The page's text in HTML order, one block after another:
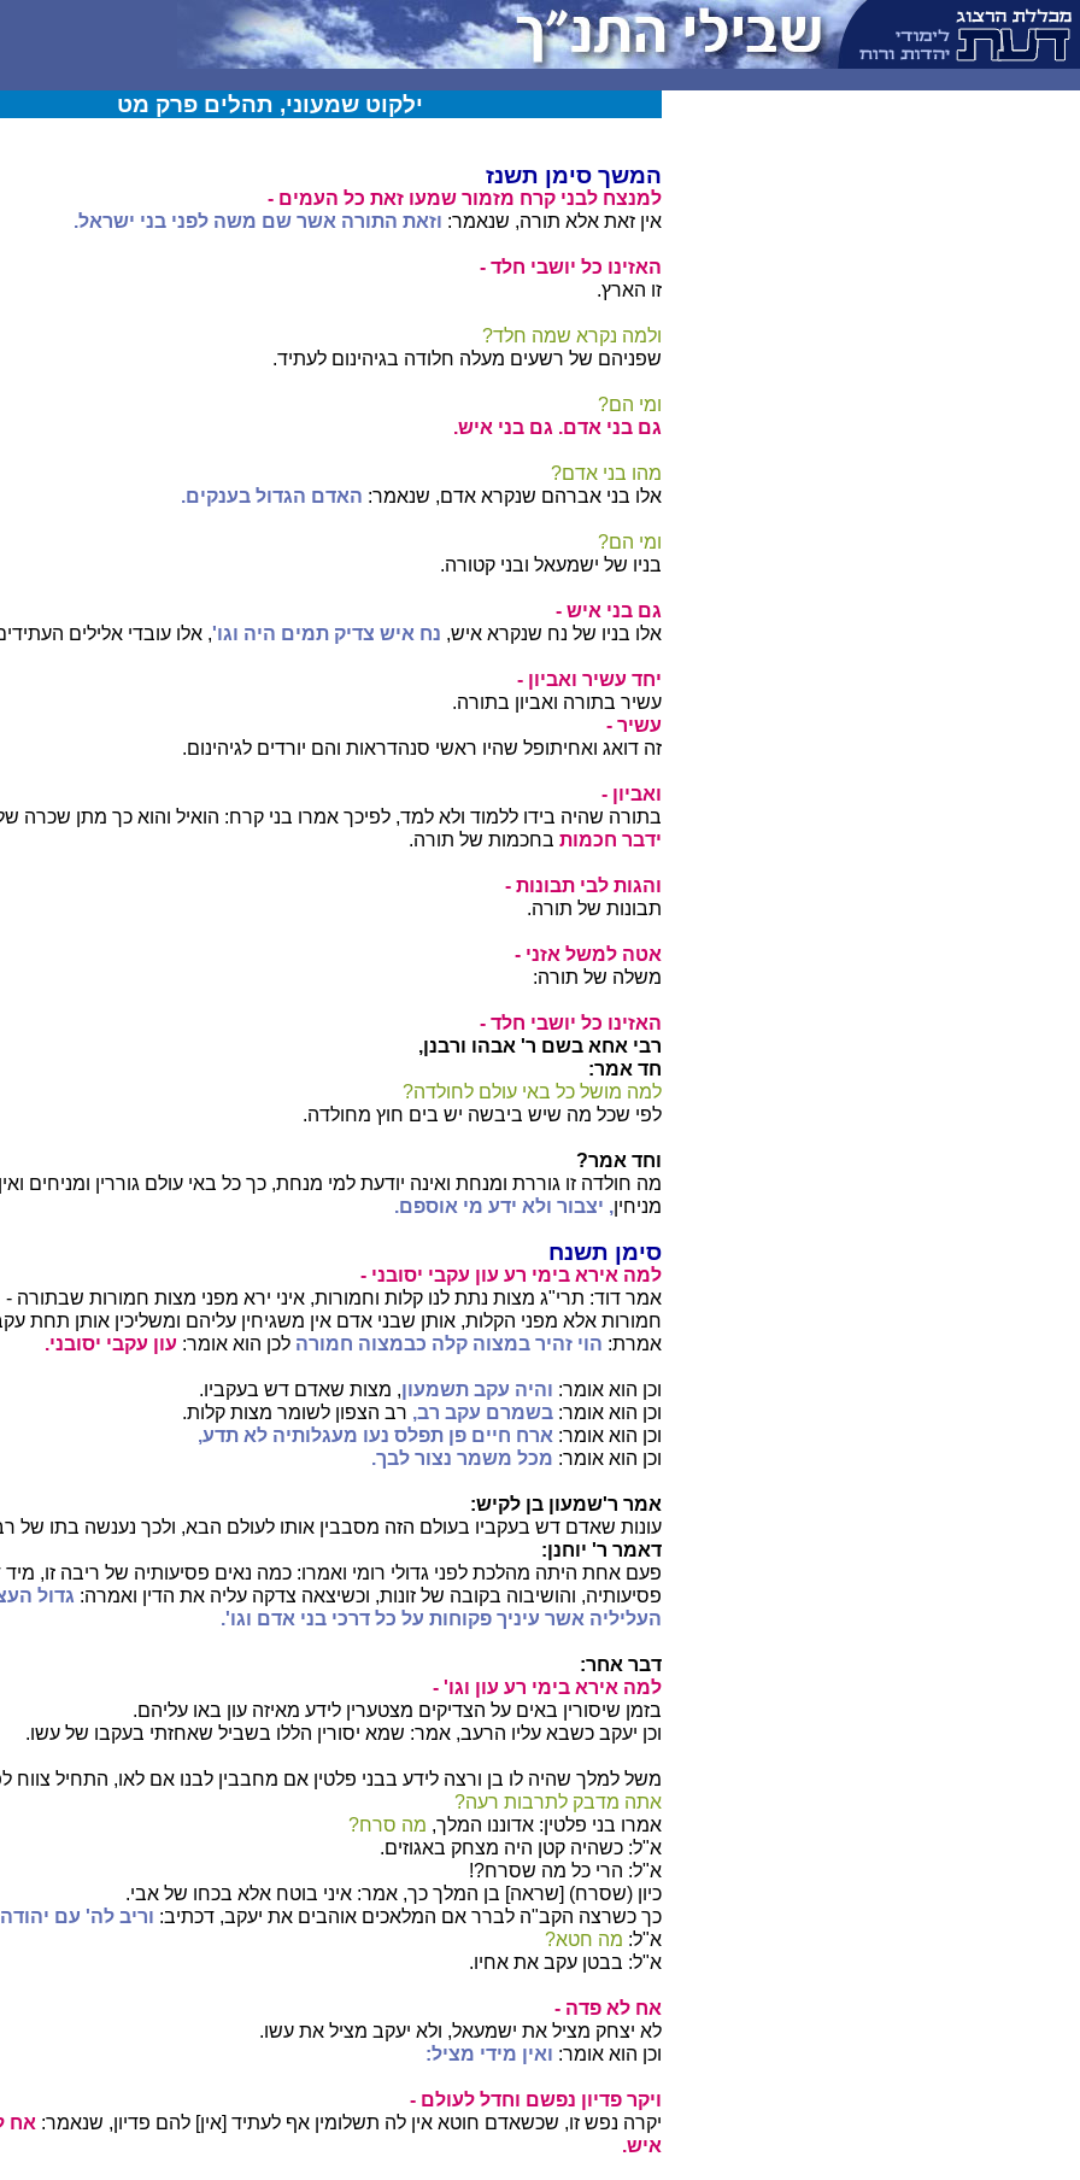
ילקוט שמעוני, תהלים פרק מט
המשך סימן תשנז
למנצח לבני קרח מזמור שמעו זאת כל העמים -
אין זאת אלא תורה, שנאמר: וזאת התורה אשר שם משה לפני בני ישראל.
האזינו כל יושבי חלד -
זו הארץ.
ולמה נקרא שמה חלד?
שפניהם של רשעים מעלה חלודה בגיהינום לעתיד.
ומי הם?
גם בני אדם. גם בני איש.
מהו בני אדם?
אלו בני אברהם שנקרא אדם, שנאמר: האדם הגדול בענקים.
ומי הם?
בניו של ישמעאל ובני קטורה.
גם בני איש -
אלו בניו של נח שנקרא איש, נח איש צדיק תמים היה וגו', אלו עובדי אלילים
יחד עשיר ואביון -
עשיר בתורה ואביון בתורה.
עשיר -
זה דואג ואחיתופל שהיו ראשי סנהדראות והם יורדים לגיהינום.
ואביון -
בתורה שהיה בידו ללמוד ולא למד, לפיכך אמרו בני קרח: הואיל והוא כך מתן שכרה
ידבר חכמות בחכמות של תורה.
והגות לבי תבונות -
תבונות של תורה.
אטה למשל אזני -
משלה של תורה:
האזינו כל יושבי חלד -
רבי אחא בשם ר' אבהו ורבנן,
חד אמר:
למה מושל כל באי עולם לחולדה?
לפי שכל מה שיש ביבשה יש בים חוץ מחולדה.
וחד אמר?
מה חולדה זו גוררת ומנחת ואינה יודעת למי מנחת, כך כל באי עולם גוררין ומניחים ואין
מניחין, יצבור ולא ידע מי אוספם.
סימן תשנח
למה אירא בימי רע עון עקבי יסובני -
אמר דוד: תרי"ג מצות נתת לנו קלות וחמורות, איני ירא מפני מצות חמורות שבתורה -
חמורות אלא מפני הקלות, אותן שבני אדם אין משגיחין עליהם ומשליכין אותן תחת
אמרת: הוי זהיר במצוה קלה כבמצוה חמורה לכן הוא אומר: עון עקבי יסובני.
וכן הוא אומר: והיה עקב תשמעון, מצות שאדם דש בעקביו.
וכן הוא אומר: בשמרם עקב רב, רב הצפון לשומר מצות קלות.
וכן הוא אומר: ארח חיים פן תפלס נעו מעגלותיה לא תדע,
וכן הוא אומר: מכל משמר נצור לבך.
אמר ר'שמעון בן לקיש:
עונות שאדם דש בעקביו בעולם הזה מסבבין אותו לעולם הבא, ולכך נענשה בתו של
דאמר ר' יוחנן:
פעם אחת היתה מהלכת לפני גדולי רומי ואמרו: כמה נאים פסיעותיה של ריבה זו,
פסיעותיה, והושיבוה בקובה של זונות, וכשיצאה צדקה עליה את הדין ואמרה: גדול
העליליה אשר עיניך פקוחות על כל דרכי בני אדם וגו'.
דבר אחר:
למה אירא בימי רע עון וגו' -
בזמן שיסורין באים על הצדיקים מצטערין לידע מאיזה עון באו עליהם.
וכן יעקב כשבא עליו הרעב, אמר: שמא יסורין הללו בשביל שאחזתי בעקבו של עשו.
משל למלך שהיה לו בן ורצה לידע בבני פלטין אם מחבבין לבנו אם לאו, התחיל צווח
אתה מדבק לתרבות רעה?
אמרו בני פלטין: אדוננו המלך, מה סרח?
א"ל: כשהיה קטן היה מצחק באגוזים.
א"ל: הרי כל מה שסרח?!
כיון (שסרח) [שראה] בן המלך כך, אמר: איני בוטח אלא בכחו של אבי.
כך כשרצה הקב"ה לברר אם המלאכים אוהבים את יעקב, דכתיב: וריב לה' עם
א"ל: מה חטא?
א"ל: בבטן עקב את אחיו.
אח לא פדה -
לא יצחק מציל את ישמעאל, ולא יעקב מציל את עשו.
וכן הוא אומר: ואין מידי מציל:
ויקר פדיון נפשם וחדל לעולם -
יקרה נפש זו, שכשאדם חוטא אין לה תשלומין אף לעתיד [אין] להם פדיון, שנאמר: אח
איש.